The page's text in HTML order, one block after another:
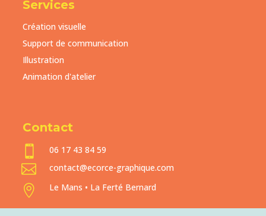
Services
Création visuelle
Support de communication
Illustration
Animation d'atelier
Contact
06 17 43 84 59
 contact@ecorce-graphique.com
 Le Mans • La Ferté Bernard